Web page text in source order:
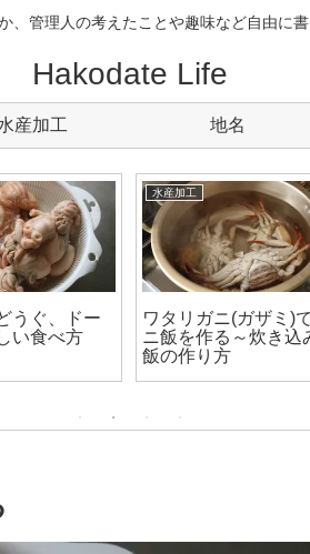
、管理人の考えたことや趣味など自由に書
Hakodate Life
産加工 地名
うぐ、ドー
い食べ方
水産加工
ワタリガニ(ガザミ)
ニ飯を作る～炊き込
飯の作り方